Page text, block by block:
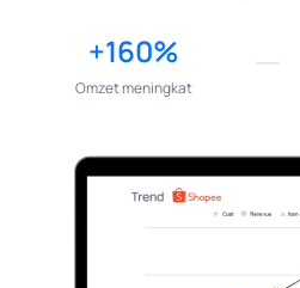
+160%
Omzet meningkat